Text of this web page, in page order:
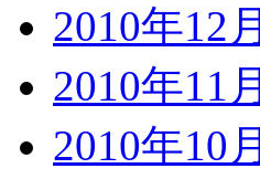
2010年12月
2010年11月
2010年10月